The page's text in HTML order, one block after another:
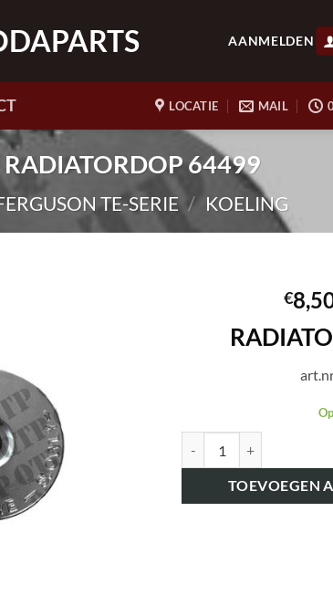
AANMELDEN
LOCATIE MAIL
64499
TE-SERIE / KOELING
€
TOEVOEGEN